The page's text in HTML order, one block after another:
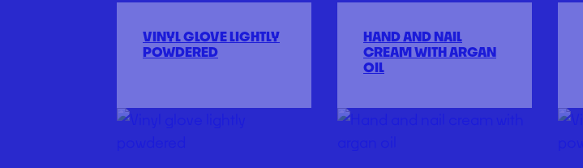
VINYL GLOVE LIGHTLY
POWDERED
HAND AND NAIL
CREAM WITH ARGAN
OIL